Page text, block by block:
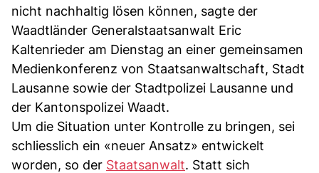
nicht nachhaltig lösen können, sagte der
Waadtländer Generalstaatsanwalt Eric
Kaltenrieder am Dienstag an einer gemeinsamen
Medienkonferenz von Staatsanwaltschaft, Stadt
Lausanne sowie der Stadtpolizei Lausanne und
der Kantonspolizei Waadt.
Um die Situation unter Kontrolle zu bringen, sei
schliesslich ein «neuer Ansatz» entwickelt
worden, so der Staatsanwalt. Statt sich